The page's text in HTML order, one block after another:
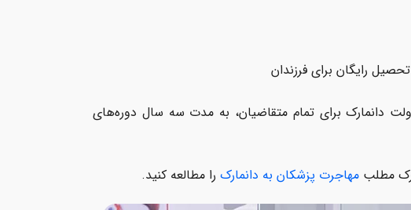
رایگان برای فرزندان
دانمارک برای تمام متقاضیان، به مدت سه سال دوره‌های
مطلب مهاجرت پزشکان به دانمارک را مطالعه کنید.